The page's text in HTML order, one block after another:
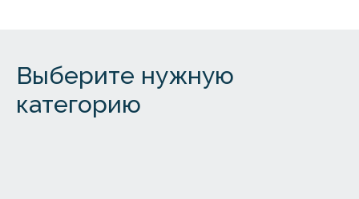
Выберите нужную
категорию